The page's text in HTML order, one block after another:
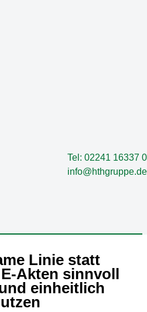
Tel: 02241 16337 0
info@hthgruppe.de
Linie statt
Akten sinnvoll
einheitlich